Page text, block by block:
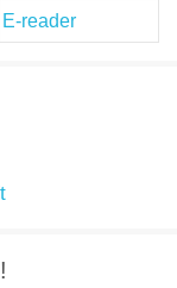
E-reader